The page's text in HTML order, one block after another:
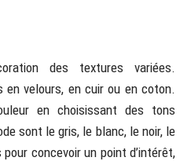
des textures variées.
en velours, en cuir ou en coton.
en choisissant des tons
sont le gris, le blanc, le noir, le
concevoir un point d’intérêt,